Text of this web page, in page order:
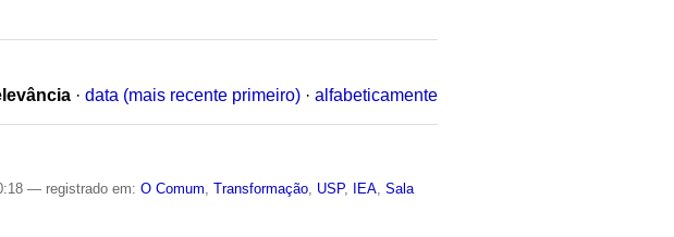
· data (mais recente primeiro) · alfabeticamente
— registrado em:O Comum ,Transformação USP, IEA ,Sala